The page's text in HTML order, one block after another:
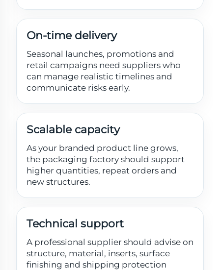
On-time delivery
Seasonal launches, promotions and
retail campaigns need suppliers who
can manage realistic timelines and
communicate risks early.
Scalable capacity
As your branded product line grows,
the packaging factory should support
higher quantities, repeat orders and
new structures.
Technical support
A professional supplier should advise on
structure, material, inserts, surface
finishing and shipping protection